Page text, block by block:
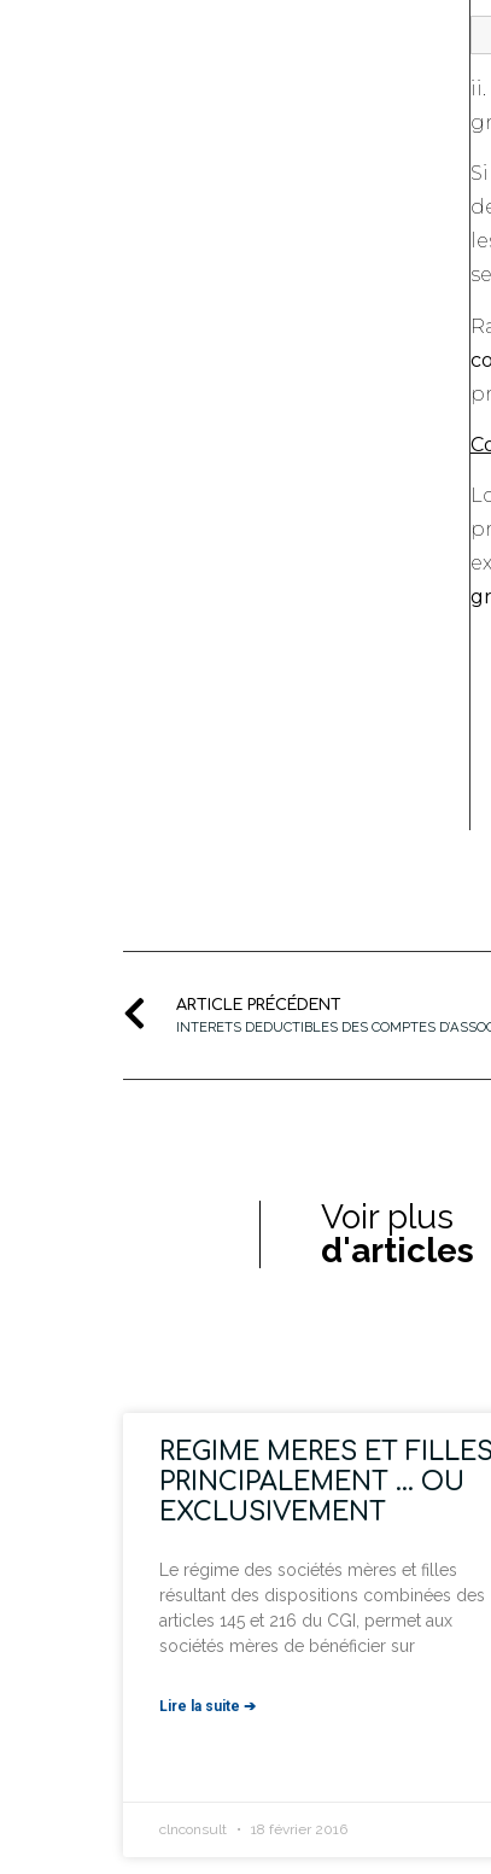
ARTICLE PRÉCÉDENT
INTERETS DEDUCTIBLES DES COMPTES
Voir plus
d'articles
REGIME MERES ET
PRINCIPALEMENT … OU
EXCLUSIVEMENT
Le régime des sociétés mères et filles
résultant des dispositions combinées des
articles 145 et 216 du CGI, permet aux
sociétés mères de bénéficier sur
Lire la suite ➔
clnconsult 18 février 2016